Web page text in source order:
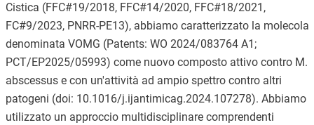
Cistica (FFC#19/2018, FFC#14/2020, FFC#18/2021,
FC#9/2023, PNRR-PE13), abbiamo caratterizzato la molecola
denominata VOMG (Patents: WO 2024/083764 A1;
PCT/EP2025/05993) come nuovo composto attivo contro M.
abscessus e con un'attività ad ampio spettro contro altri
patogeni (doi: 10.1016/j.ijantimicag.2024.107278). Abbiamo
utilizzato un approccio multidisciplinare comprendenti